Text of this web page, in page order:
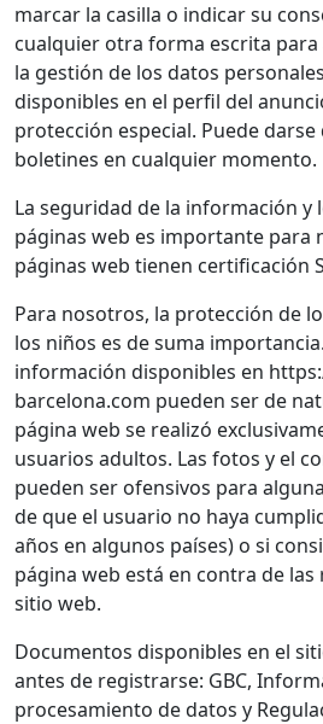
marcar la casilla o indicar su
cualquier otra forma escrita para
la gestión de los datos
disponibles en el perfil del
protección especial. Puede
boletines en cualquier momento.
La seguridad de la información y
páginas web es importante para
páginas web tienen certificación
Para nosotros, la protección de
los niños es de suma
información disponibles en
barcelona.com pueden ser de
página web se realizó
usuarios adultos. Las fotos y el
pueden ser ofensivos para
de que el usuario no haya
años en algunos países) o si
página web está en contra de las
sitio web.
Documentos disponibles en el
antes de registrarse: GBC,
procesamiento de datos y